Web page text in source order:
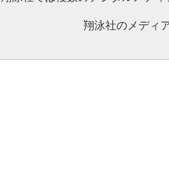
翔泳社のメディ